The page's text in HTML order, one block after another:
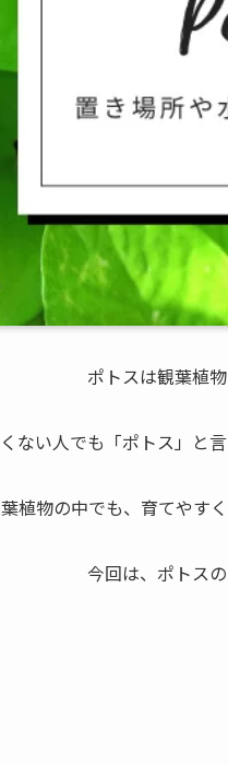
ポトスは観葉植
ない人でも「ポトス」と
植物の中でも、育てやす
今回は、ポトス